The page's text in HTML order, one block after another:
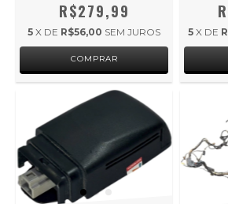
R$279,99
5 X DE R$56,00 SEM JUROS 5 X DE